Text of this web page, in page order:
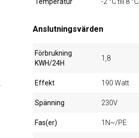
Anslutningsvärden
Förbrukning
KWH/24H
1,8
Effekt 190 Watt
Spänning 230V
Fas(er) 1N~/PE